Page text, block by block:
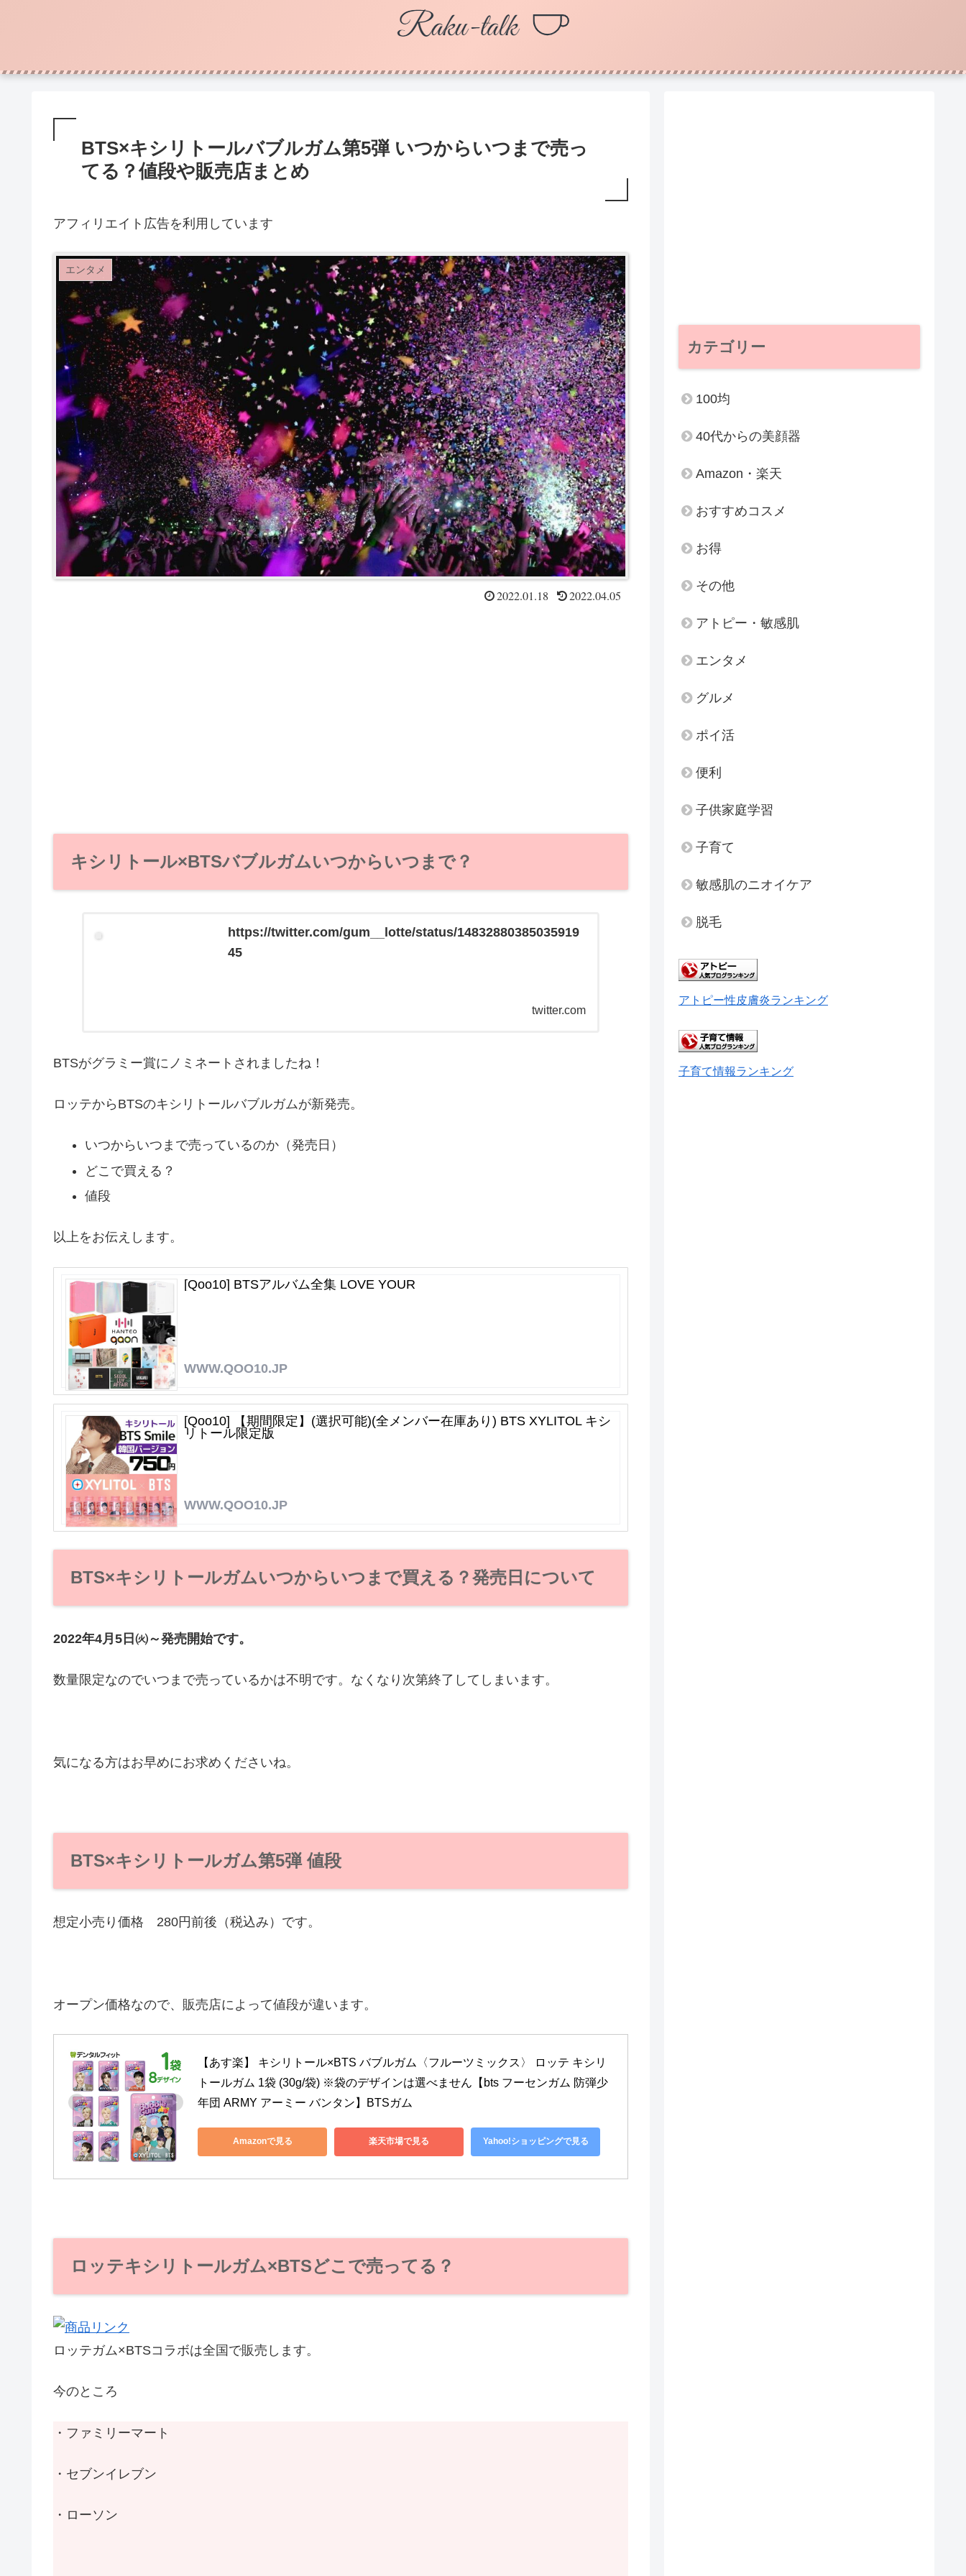
BTS×キシリトールバブルガム第5弾 いつからいつまで売っ
てる？値段や販売店まとめ
アフィリエイト広告を利用しています
エンタメ
2022.01.18 2022.04.05
キシリトール×BTSバブルガムいつからいつまで？
https://twitter.com/gum__lotte/status/14832880385035919
45
twitter.com
BTSがグラミー賞にノミネートされましたね！
ロッテからBTSのキシリトールバブルガムが新発売。
いつからいつまで売っているのか（発売日）
どこで買える？
値段
以上をお伝えします。
[Qoo10] BTSアルバム全集 LOVE YOUR
WWW.QOO10.JP
[Qoo10] 【期間限定】(選択可能)(全メンバー在庫あり) BTS XYLITOL キシ
リトール限定版
WWW.QOO10.JP
BTS×キシリトールガムいつからいつまで買える？発売日について
2022年4月5日㈫～発売開始です。
数量限定なのでいつまで売っているかは不明です。なくなり次第終了してしまいます。
気になる方はお早めにお求めくださいね。
BTS×キシリトールガム第5弾 値段
想定小売り価格 280円前後（税込み）です。
オープン価格なので、販売店によって値段が違います。
【あす楽】 キシリトール×BTS バブルガム〈フルーツミックス〉 ロッテ キシリ
トールガム 1袋 (30g/袋) ※袋のデザインは選べません【bts フーセンガム 防弾少
年団 ARMY アーミー バンタン】BTSガム
Amazonで見る 楽天市場で見る Yahoo!ショッピングで見る
ロッテキシリトールガム×BTSどこで売ってる？
ロッテガム×BTSコラボは全国で販売します。
今のところ
・ファミリーマート
・セブンイレブン
・ローソン
カテゴリー
100均
40代からの美顔器
Amazon・楽天
おすすめコスメ
お得
その他
アトピー・敏感肌
エンタメ
グルメ
ポイ活
便利
子供家庭学習
子育て
敏感肌のニオイケア
脱毛
アトピー性皮膚炎ランキング
子育て情報ランキング